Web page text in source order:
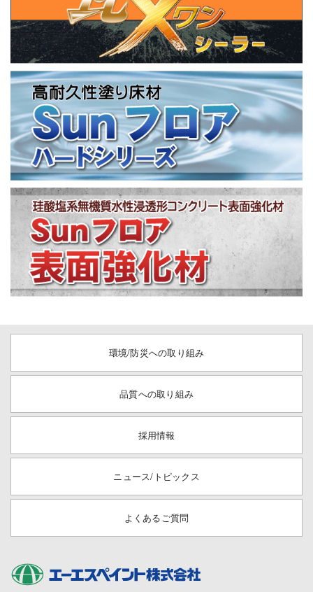
環境/防災への取り組み
品質への取り組み
採用情報
ニュース/トピックス
よくあるご質問